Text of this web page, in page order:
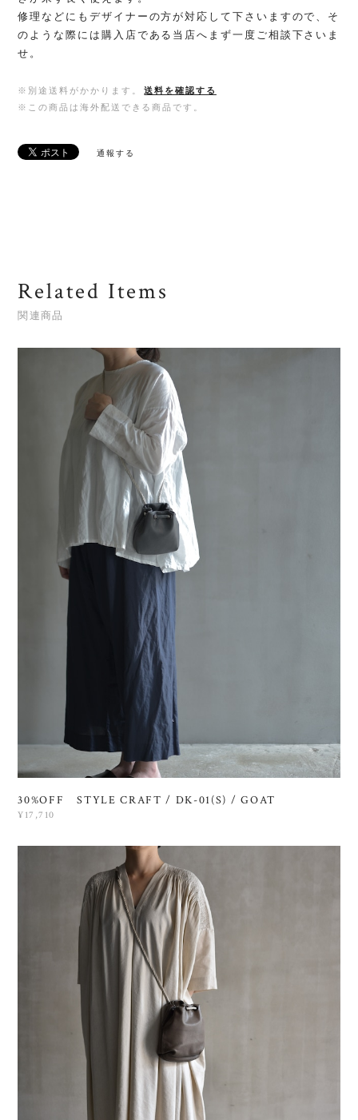
修理などにもデザイナーの方が対応して下さいますので、そ
のような際には購入店である当店へまず一度ご相談下さいま
せ。
※別途送料がかかります。
送料を確認する
※この商品は海外配送できる商品です。
通報する
Related Items
関連商品
30%OFF STYLE CRAFT / DK-01(S) / GOAT
¥17,710